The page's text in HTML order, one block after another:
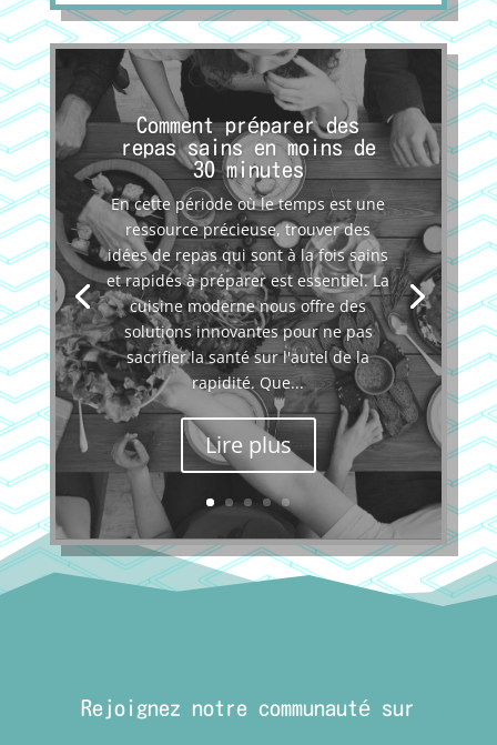
Comment préparer des
repas sains en moins de
30 minutes
En cette période où le temps est une
ressource précieuse, trouver des
idées de repas qui sont à la fois sains
et rapides à préparer est essentiel. La
cuisine moderne nous offre des
solutions innovantes pour ne pas
sacrifier la santé sur l'autel de la
rapidité. Que...
Lire plus
Rejoignez notre communauté sur